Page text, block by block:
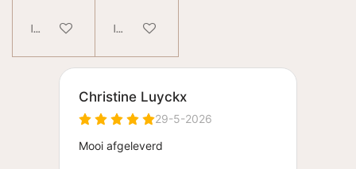
In winkelwagenIn winkelwagen